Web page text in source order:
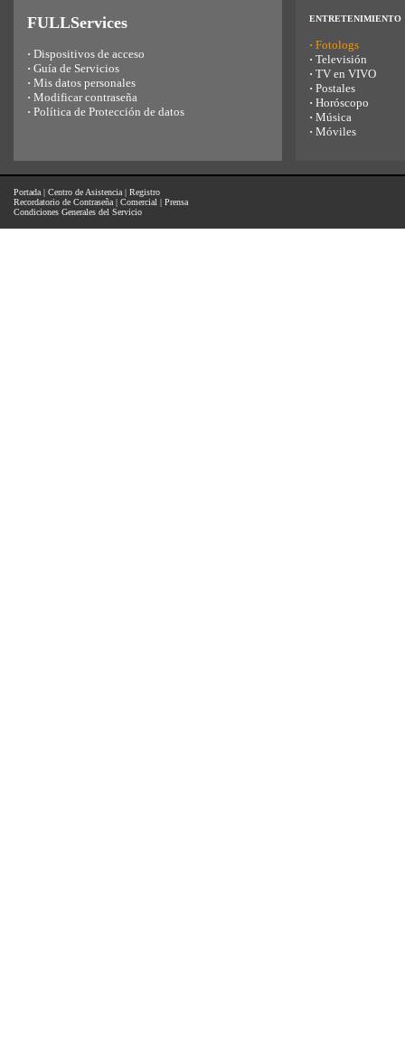
FULLServices
· Dispositivos de acceso
· Guía de Servicios
· Mis datos personales
· Modificar contraseña
· Política de Protección de datos
ENTRETENIMIENTO
· Fotologs
· Televisión
· TV en VIVO
· Postales
· Horóscopo
· Música
· Móviles
Portada | Centro de Asistencia | Registro
Recordatorio de Contraseña | Comercial | Prensa
Condiciones Generales del Servicio